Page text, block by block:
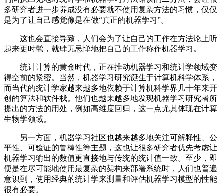
多研究者进一步养成没有必要就不使用复杂方法的习惯，仅仅
是为了让自己感觉像是在做“真正的机器学习”。
这也会直接导致，人们会为了让自己的工作在方法论上听
起来更时髦，就肆无忌惮地把自己的工作称作机器学习。
统计计算的黄金时代，正在推动机器学习和统计学领域变
得空前的紧密。当然，机器学习研究诞生于计算机科学体系，
而当代的统计学家越来越多地依赖于计算机科学界几十年来开
创的算法和软件栈。他们也越来越多地发现机器学习研究者所
提出的方法的用处，例如高维度回归，这一点尤其体现在计算
生物学领域。
另一方面，机器学习社区也越来越多地关注可解释性、公
平性、可验证的鲁棒性等主题，这也让很多研究者优先考虑让
机器学习输出的数值更直接地与传统的统计值一致。至少，即
便是在尽可能地使用最复杂的架构来部署系统时，人们也普遍
意识到，使用经典的统计学来测量和评估机器学习模型的性能
很有必要。